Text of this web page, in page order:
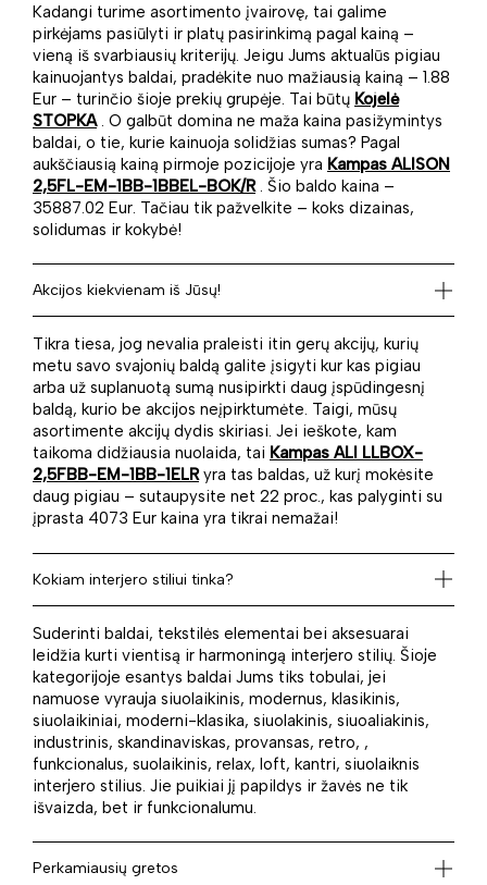
Kadangi turime asortimento įvairovę, tai galime
pirkėjams pasiūlyti ir platų pasirinkimą pagal kainą –
vieną iš svarbiausių kriterijų. Jeigu Jums aktualūs pigiau
kainuojantys baldai, pradėkite nuo mažiausią kainą – 1.88
Eur – turinčio šioje prekių grupėje. Tai būtų Kojelė
STOPKA. O galbūt domina ne maža kaina pasižymintys
baldai, o tie, kurie kainuoja solidžias sumas? Pagal
aukščiausią kainą pirmoje pozicijoje yra Kampas ALISON
2,5FL-EM-1BB-1BBEL-BOK/R. Šio baldo kaina –
35887.02 Eur. Tačiau tik pažvelkite – koks dizainas,
solidumas ir kokybė!
Akcijos kiekvienam iš Jūsų!
Tikra tiesa, jog nevalia praleisti itin gerų akcijų, kurių
metu savo svajonių baldą galite įsigyti kur kas pigiau
arba už suplanuotą sumą nusipirkti daug įspūdingesnį
baldą, kurio be akcijos neįpirktumėte. Taigi, mūsų
asortimente akcijų dydis skiriasi. Jei ieškote, kam
taikoma didžiausia nuolaida, tai Kampas ALI LLBOX-
2,5FBB-EM-1BB-1ELRyra tas baldas, už kurį mokėsite
daug pigiau – sutaupysite net 22 proc., kas palyginti su
įprasta 4073 Eur kaina yra tikrai nemažai!
Kokiam interjero stiliui tinka?
Suderinti baldai, tekstilės elementai bei aksesuarai
leidžia kurti vientisą ir harmoningą interjero stilių. Šioje
kategorijoje esantys baldai Jums tiks tobulai, jei
namuose vyrauja siuolaikinis, modernus, klasikinis,
siuolaikiniai, moderni-klasika, siuolakinis, siuoaliakinis,
industrinis, skandinaviskas, provansas, retro, ,
funkcionalus, suolaikinis, relax, loft, kantri, siuolaiknis
interjero stilius. Jie puikiai jį papildys ir žavės ne tik
išvaizda, bet ir funkcionalumu.
Perkamiausių gretos